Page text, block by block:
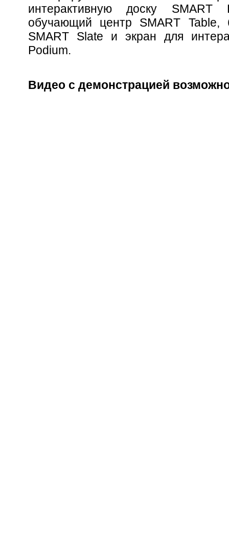
интерактивную доску SMART
обучающий центр SMART Table,
SMART Slate и экран для
Podium.
Видео с демонстрацией